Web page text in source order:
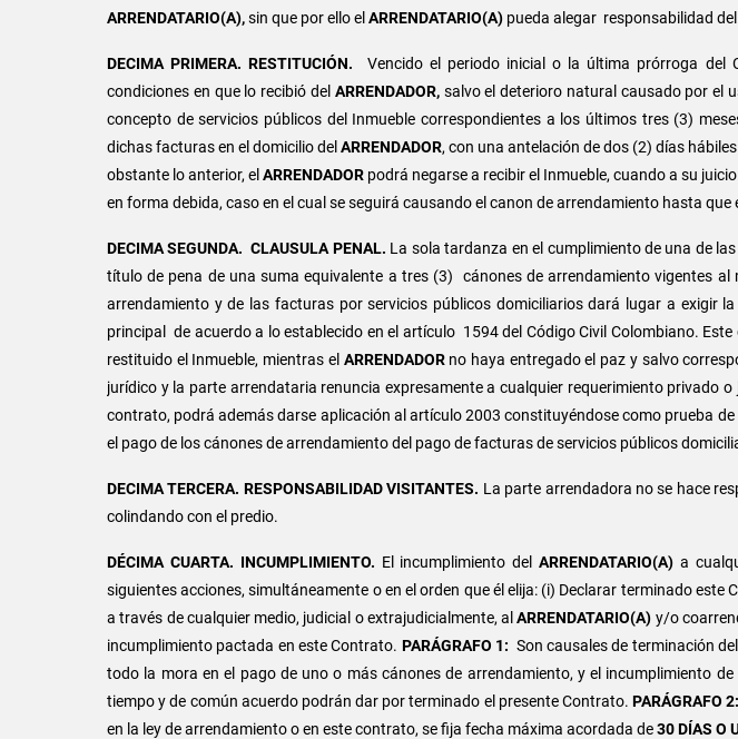
ARRENDATARIO(A),sin que por ello el ARRENDATARIO(A) pueda alegar responsabilidad del
DECIMA PRIMERA. RESTITUCIÓN. Vencido el periodo inicial o la última prórroga del
condiciones en que lo recibió del ARRENDADOR,salvo el deterioro natural causado por el
concepto de servicios públicos del Inmueble correspondientes a los últimos tres (3)
dichas facturas en el domicilio del ARRENDADOR, con una antelación de dos (2) días
obstante lo anterior, el ARRENDADOR podrá negarse a recibir el Inmueble, cuando a su
en forma debida, caso en el cual se seguirá causando el canon de arrendamiento hasta que
DECIMA SEGUNDA.CLAUSULA PENAL. La sola tardanza en el cumplimiento de una de
título de pena de una suma equivalente a tres (3) cánones de arrendamiento vigentes
arrendamiento y de las facturas por servicios públicos domiciliarios dará lugar a exigir
principal de acuerdo a lo establecido en el artículo 1594 del Código Civil Colombiano.
restituido el Inmueble, mientras el ARRENDADOR no haya entregado el paz y salvo
jurídico y la parte arrendataria renuncia expresamente a cualquier requerimiento privado
contrato, podrá además darse aplicación al artículo 2003 constituyéndose como prueba
el pago de los cánones de arrendamiento del pago de facturas de servicios públicos
DECIMA TERCERA. RESPONSABILIDAD VISITANTES. La parte arrendadora no se hace
colindando con el predio.
DÉCIMA CUARTA. INCUMPLIMIENTO. El incumplimiento delARRENDATARIO(A) a
siguientes acciones, simultáneamente o en el orden que él elija: (i) Declarar terminado
a través de cualquier medio, judicial o extrajudicialmente, alARRENDATARIO(A) y/o
incumplimiento pactada en este Contrato. PARÁGRAFO 1: Son causales de terminación
todo la mora en el pago de uno o más cánones de arrendamiento, y el incumplimiento
tiempo y de común acuerdo podrán dar por terminado el presente Contrato. PARÁGRAFO 2:
en la ley de arrendamiento o en este contrato, se fija fecha máxima acordada de30 DÍAS O